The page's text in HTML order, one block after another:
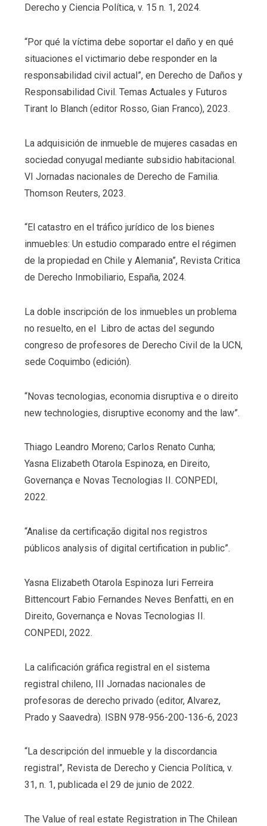
Derecho y Ciencia Política, v. 15 n. 1, 2024.
“Por qué la víctima debe soportar el daño y en qué
situaciones el victimario debe responder en la
responsabilidad civil actual”, en Derecho de Daños y
Responsabilidad Civil. Temas Actuales y Futuros
Tirant lo Blanch (editor Rosso, Gian Franco), 2023.
La adquisición de inmueble de mujeres casadas en
sociedad conyugal mediante subsidio habitacional.
VI Jornadas nacionales de Derecho de Familia.
Thomson Reuters, 2023.
“El catastro en el tráfico jurídico de los bienes
inmuebles: Un estudio comparado entre el régimen
de la propiedad en Chile y Alemania”, Revista Critica
de Derecho Inmobiliario, España, 2024.
La doble inscripción de los inmuebles un problema
no resuelto, en el Libro de actas del segundo
congreso de profesores de Derecho Civil de la UCN,
sede Coquimbo (edición).
“Novas tecnologias, economia disruptiva e o direito
new technologies, disruptive economy and the law”.
Thiago Leandro Moreno; Carlos Renato Cunha;
Yasna Elizabeth Otarola Espinoza, en Direito,
Governança e Novas Tecnologias II. CONPEDI,
2022.
“Analise da certificação digital nos registros
públicos analysis of digital certification in public”.
Yasna Elizabeth Otarola Espinoza Iuri Ferreira
Bittencourt Fabio Fernandes Neves Benfatti, en en
Direito, Governança e Novas Tecnologias II.
CONPEDI, 2022.
La calificación gráfica registral en el sistema
registral chileno, III Jornadas nacionales de
profesoras de derecho privado (editor, Alvarez,
Prado y Saavedra). ISBN 978-956-200-136-6, 2023
“La descripción del inmueble y la discordancia
registral”, Revista de Derecho y Ciencia Política, v.
31, n. 1, publicada el 29 de junio de 2022.
The Value of real estate Registration in The Chilean